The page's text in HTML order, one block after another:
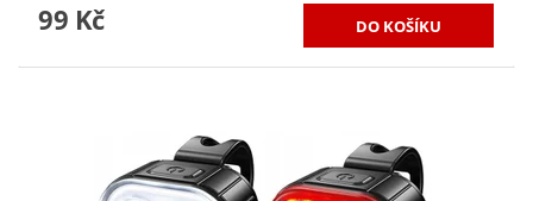
99 Kč